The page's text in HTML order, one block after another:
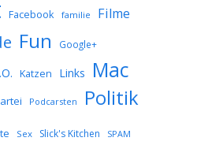
Facebook familie Filme
Fun Google+
Katzen Links Mac
Podcarsten Politik
Sex Slick's Kitchen SPAM